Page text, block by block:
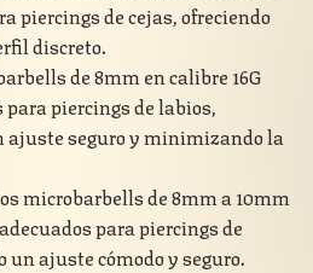
piercings de cejas, ofreciendo
discreto.
de 8mm en calibre 16G
piercings de labios,
ajuste seguro y minimizando la
microbarbells de 8mm a 10mm
para piercings de
un ajuste cómodo y seguro.